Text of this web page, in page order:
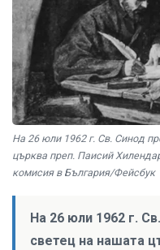
На 26 юли 1962 г. Св. Синод
църква преп. Паисий
комисия в България/Фейсбук
На 26 юли 1962 г.
светец на нашата